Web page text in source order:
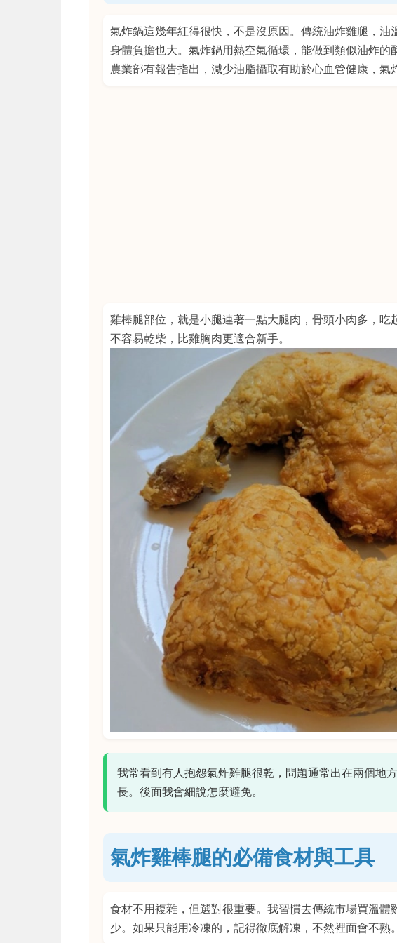
氣炸鍋這幾年紅得很快，不是沒原因。傳統油炸雞腿，
身體負擔也大。氣炸鍋用熱空氣循環，能做到類似油炸
農業部有報告指出，減少油脂攝取有助於心血管健康，氣
雞棒腿部位，就是小腿連著一點大腿肉，骨頭小肉多，吃
不容易乾柴，比雞胸肉更適合新手。
我常看到有人抱怨氣炸雞腿很乾，問題通常出在兩個地
長。後面我會細說怎麼避免。
氣炸雞棒腿的必備食材與工具
食材不用複雜，但選對很重要。我習慣去傳統市場買溫體
少。如果只能用冷凍的，記得徹底解凍，不然裡面會不熟。